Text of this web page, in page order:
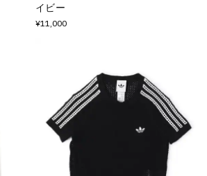
イビー
¥11,000